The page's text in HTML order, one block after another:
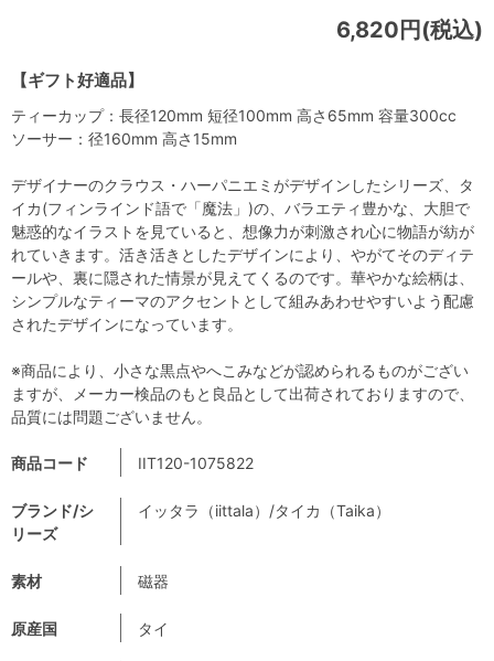
【ギフト好適品】
6,820円(税込)
商品コード IIT120-1075822
ブランド/シ
リーズ
イッタラ（iittala）/タイカ（Taika）
素材 磁器
原産国 タイ
ティーカップ：長径120mm 短径100mm 高さ65mm 容量300cc
ソーサー：径160mm 高さ15mm
デザイナーのクラウス・ハーパニエミがデザインしたシリーズ、タ
イカ(フィンラインド語で「魔法」)の、バラエティ豊かな、大胆で
魅惑的なイラストを見ていると、想像力が刺激され心に物語が紡が
れていきます。活き活きとしたデザインにより、やがてそのディテ
ールや、裏に隠された情景が見えてくるのです。華やかな絵柄は、
シンプルなティーマのアクセントとして組みあわせやすいよう配慮
されたデザインになっています。
※商品により、小さな黒点やへこみなどが認められるものがござい
ますが、メーカー検品のもと良品として出荷されておりますので、
品質には問題ございません。